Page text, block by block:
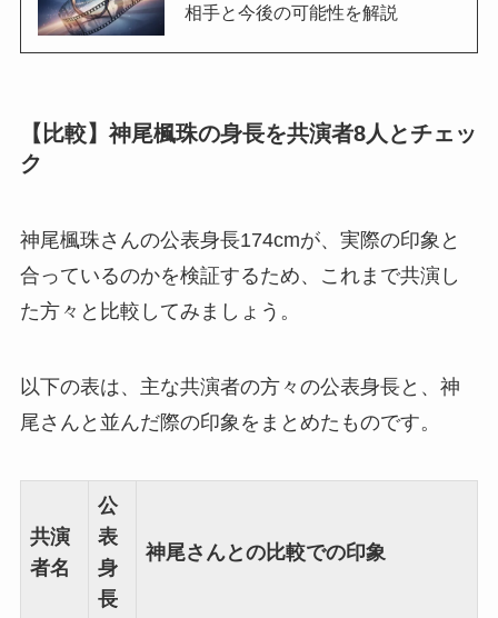
相手と今後の可能性を解説
【比較】神尾楓珠の身長を共演者8人とチェッ
ク
神尾楓珠さんの公表身長174cmが、実際の印象と
合っているのかを検証するため、これまで共演し
た方々と比較してみましょう。
以下の表は、主な共演者の方々の公表身長と、神
尾さんと並んだ際の印象をまとめたものです。
共演
者名
公
表
身
長
神尾さんとの比較での印象